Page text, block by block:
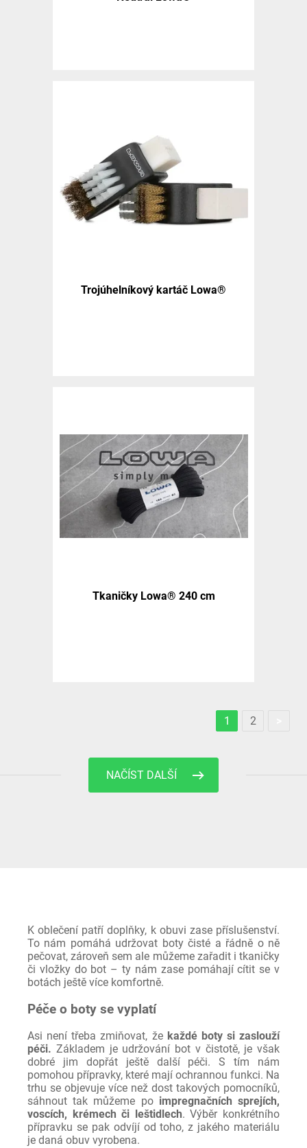
Trojúhelníkový kartáč Lowa®
Tkaničky Lowa® 240 cm
1 2
NAČÍST DALŠÍ
K oblečení patří doplňky, k obuvi zase příslušenství.
To nám pomáhá udržovat boty čisté a řádně o ně
pečovat, zároveň sem ale můžeme zařadit i tkaničky
či vložky do bot – ty nám zase pomáhají cítit se v
botách ještě více komfortně.
Péče o boty se vyplatí
Asi není třeba zmiňovat, že každé boty si zaslouží
péči. Základem je udržování bot v čistotě, je však
dobré jim dopřát ještě další péči. S tím nám
pomohou přípravky, které mají ochrannou funkci. Na
trhu se objevuje více než dost takových pomocníků,
sáhnout tak můžeme po impregnačních sprejích,
voscích, krémech či leštidlech. Výběr konkrétního
přípravku se pak odvíjí od toho, z jakého materiálu
je daná obuv vyrobena.